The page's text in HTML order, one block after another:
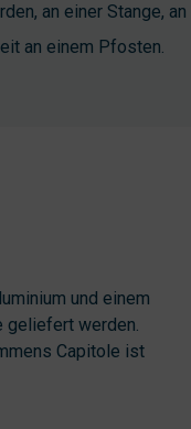
an einer Stange,
an einem Pfosten.
und einem
geliefert werden.
Capitole ist